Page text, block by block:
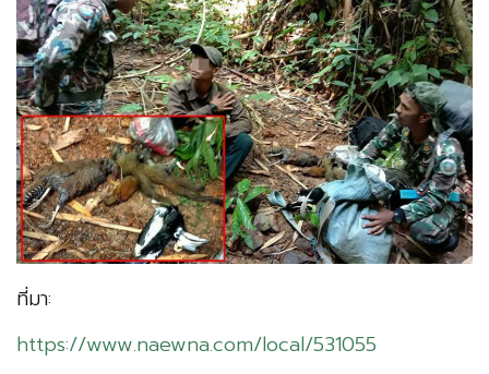
ที่มา:
https://www.naewna.com/local/531055